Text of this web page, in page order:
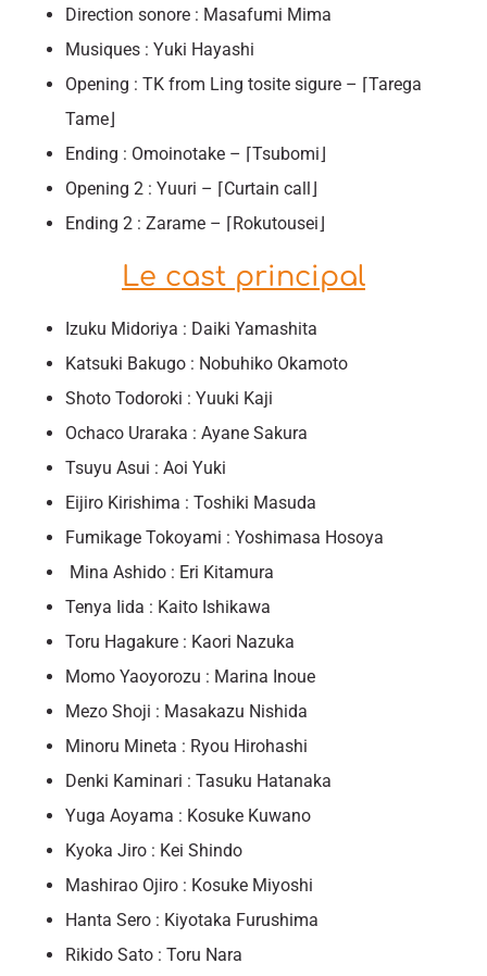
Direction sonore : Masafumi Mima
Musiques : Yuki Hayashi
Opening : TK from Ling tosite sigure – ⌈Tarega
Tame⌋
Ending : Omoinotake – ⌈Tsubomi⌋
Opening 2 : Yuuri – ⌈Curtain call⌋
Ending 2 : Zarame – ⌈Rokutousei⌋
Le cast principal
Izuku Midoriya : Daiki Yamashita
Katsuki Bakugo : Nobuhiko Okamoto
Shoto Todoroki : Yuuki Kaji
Ochaco Uraraka : Ayane Sakura
Tsuyu Asui : Aoi Yuki
Eijiro Kirishima : Toshiki Masuda
Fumikage Tokoyami : Yoshimasa Hosoya
Mina Ashido : Eri Kitamura
Tenya Iida : Kaito Ishikawa
Toru Hagakure : Kaori Nazuka
Momo Yaoyorozu : Marina Inoue
Mezo Shoji : Masakazu Nishida
Minoru Mineta : Ryou Hirohashi
Denki Kaminari : Tasuku Hatanaka
Yuga Aoyama : Kosuke Kuwano
Kyoka Jiro : Kei Shindo
Mashirao Ojiro : Kosuke Miyoshi
Hanta Sero : Kiyotaka Furushima
Rikido Sato : Toru Nara